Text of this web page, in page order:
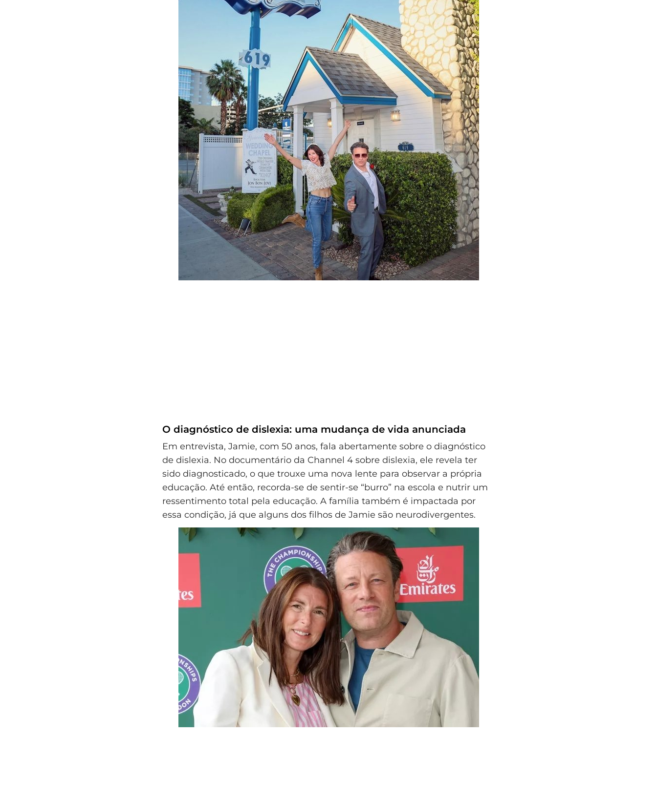
O diagnóstico de dislexia: uma mudança de vida anunciada
Em entrevista, Jamie, com 50 anos, fala abertamente sobre o diagnóstico
de dislexia. No documentário da Channel 4 sobre dislexia, ele revela ter
sido diagnosticado, o que trouxe uma nova lente para observar a própria
educação. Até então, recorda-se de sentir-se “burro” na escola e nutrir um
ressentimento total pela educação. A família também é impactada por
essa condição, já que alguns dos filhos de Jamie são neurodivergentes.